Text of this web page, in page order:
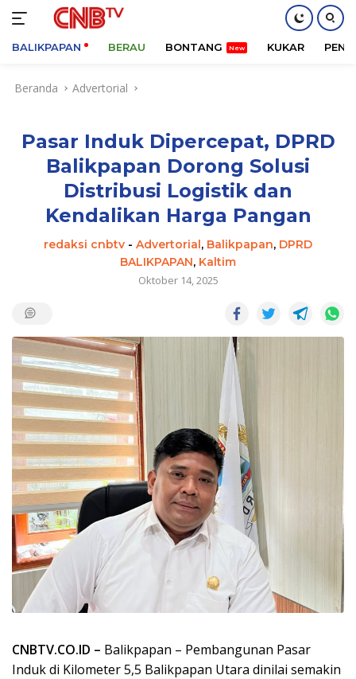
BALIKPAPAN BERAU BONTANG KUKAR
Beranda Advertorial
Pasar Induk Dipercepat, DPRD
Balikpapan Dorong Solusi
Distribusi Logistik dan
Kendalikan Harga Pangan
redaksi cnbtv - Advertorial, Balikpapan, DPRD
BALIKPAPAN, Kaltim
Oktober 14, 2025
CNBTV.CO.ID – Balikpapan – Pembangunan Pasar
Induk di Kilometer 5,5 Balikpapan Utara dinilai semakin